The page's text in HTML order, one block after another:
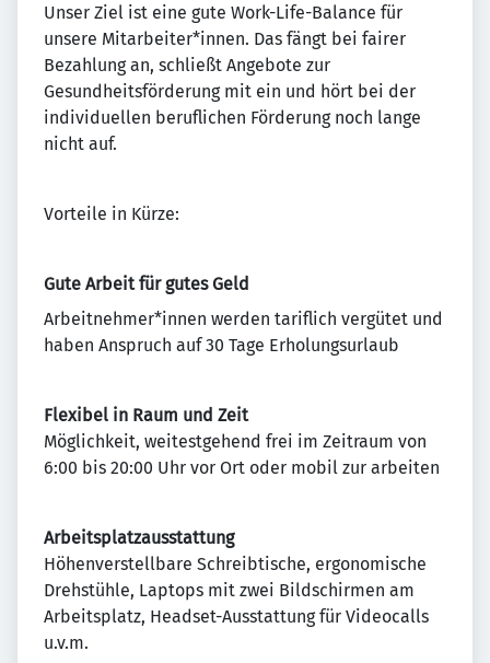
Unser Ziel ist eine gute Work-Life-Balance für
unsere Mitarbeiter*innen. Das fängt bei fairer
Bezahlung an, schließt Angebote zur
Gesundheitsförderung mit ein und hört bei der
individuellen beruflichen Förderung noch lange
nicht auf.
Vorteile in Kürze:
Gute Arbeit für gutes Geld
Arbeitnehmer*innen werden tariflich vergütet und
haben Anspruch auf 30 Tage Erholungsurlaub
Flexibel in Raum und Zeit
Möglichkeit, weitestgehend frei im Zeitraum von
6:00 bis 20:00 Uhr vor Ort oder mobil zur arbeiten
Arbeitsplatzausstattung
Höhenverstellbare Schreibtische, ergonomische
Drehstühle, Laptops mit zwei Bildschirmen am
Arbeitsplatz, Headset-Ausstattung für Videocalls
u.v.m.